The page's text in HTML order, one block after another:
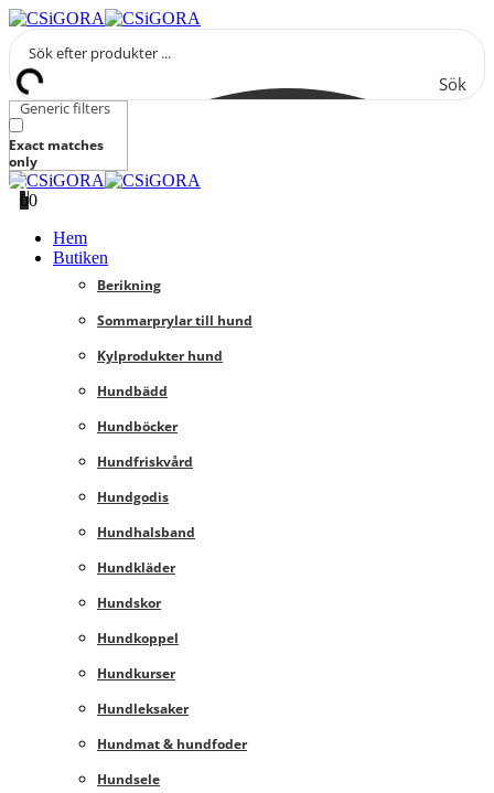
Sök
Generic filters
Exact matches
only
00
Hem
Butiken
Berikning
Sommarprylar till hund
Kylprodukter hund
Hundbädd
Hundböcker
Hundfriskvård
Hundgodis
Hundhalsband
Hundkläder
Hundskor
Hundkoppel
Hundkurser
Hundleksaker
Hundmat & hundfoder
Hundsele